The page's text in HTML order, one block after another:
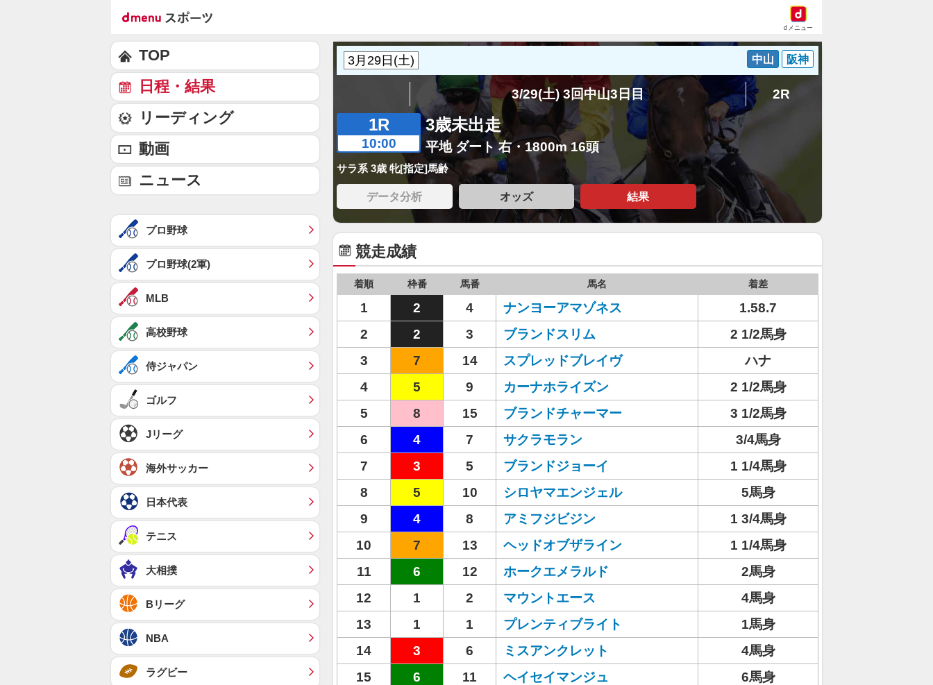
dメニュー
中山 阪神
3/29(土) 3回中山3日目 2R
1R
10:00
3歳未出走
平地 ダート 右・1800m 16頭
サラ系 3歳 牝[指定]馬齢
データ分析 オッズ 結果
競走成績
着順 枠番 馬番 馬名 着差
1 2 4 ナンヨーアマゾネス
1.58.7
2
2 3 ブランドスリム
2 1/2馬身
3
7 14 スプレッドブレイヴ
ハナ
4
5 9 カーナホライズン
2 1/2馬身
5
8 15 ブランドチャーマー
3 1/2馬身
6
4 7 サクラモラン
3/4馬身
7
3 5 ブランドジョーイ
1 1/4馬身
8
5 10 シロヤマエンジェル
5馬身
9
4 8 アミフジビジン
1 3/4馬身
10
7 13 ヘッドオブザライン
1 1/4馬身
11
6 12 ホークエメラルド
2馬身
12
1 2 マウントエース
4馬身
13
1 1 プレンティブライト
1馬身
14
3 6 ミスアンクレット
4馬身
15
6 11 ヘイセイマンジュ
6馬身
TOP
日程・結果
リーディング
動画
ニュース
プロ野球
プロ野球(2軍)
MLB
高校野球
侍ジャパン
ゴルフ
Jリーグ
海外サッカー
日本代表
テニス
大相撲
Bリーグ
NBA
ラグビー